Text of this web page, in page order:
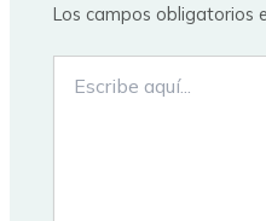
Los campos obligatorios
aquí...